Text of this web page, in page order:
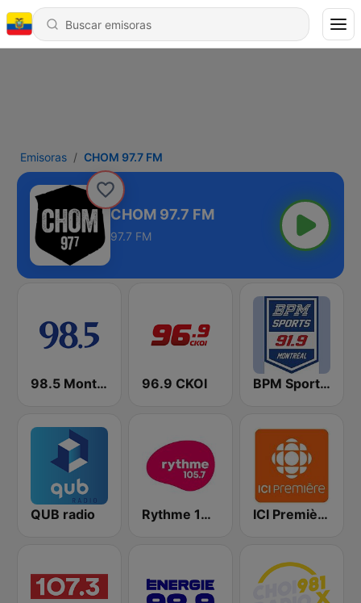
Emisoras CHOM 97.7 FM
CHOM 97.7 FM
97.7 FM
98.5 Montréal 96.9 CKOI BPM Sports 91.9 FM
QUB radio Rythme 105.7 FM ICI Première Montréal